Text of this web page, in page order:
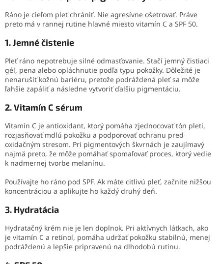
Ráno je cieľom pleť chrániť. Nie agresívne ošetrovať. Práve
preto má v rannej rutine hlavné miesto vitamín C a SPF 50.
1. Jemné čistenie
Pleť ráno nepotrebuje silné odmasťovanie. Stačí jemný čistiaci
gél, pena alebo opláchnutie podľa typu pokožky. Dôležité je
nenarušiť kožnú bariéru, pretože podráždená pleť sa môže
ľahšie zapáliť a následne vytvoriť ďalšiu pigmentáciu.
2. Vitamín C sérum
Vitamín C je antioxidant, ktorý pomáha zjednocovať tón pleti,
rozjasňovať mdlú pokožku a podporovať ochranu pred
oxidačným stresom. Pri pigmentových škvrnách je zaujímavý
najmä preto, že môže pomáhať spomaľovať proces, ktorý vedie
k nadmernej tvorbe melanínu.
Používajte ho ráno pod SPF. Ak máte citlivú pleť, začnite nižšou
koncentráciou a aplikujte ho každý druhý deň.
3. Hydratácia
Hydratačný krém nie je len doplnok. Pri aktívnych látkach, ako
je vitamín C a retinol, pomáha udržať pokožku stabilnú, menej
podráždenú a lepšie pripravenú na dlhodobú rutinu.